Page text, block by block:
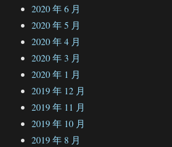
2020 年 6 月
2020 年 5 月
2020 年 4 月
2020 年 3 月
2020 年 1 月
2019 年 12 月
2019 年 11 月
2019 年 10 月
2019 年 8 月